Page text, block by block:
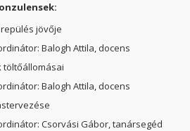
jövője
Balogh Attila, docens
töltőállomásai
Balogh Attila, docens
Csorvási Gábor, tanársegéd